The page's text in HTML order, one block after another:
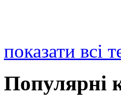
показати всі
Популярні